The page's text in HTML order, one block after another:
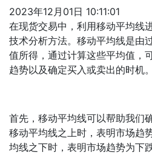
2023年12月01日 10:11:01
在现货交易中，利用移动平均线
技术分析方法。移动平均线是由
值所得，通过计算这些平均值，
趋势以及确定买入或卖出的时机。
首先，移动平均线可以帮助我们
移动平均线之上时，表明市场趋
均线之下时，表明市场趋势为下